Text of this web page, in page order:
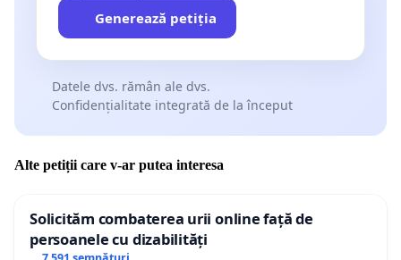
Generează petiția
Datele dvs. rămân ale dvs.
Confidențialitate integrată de la început
Alte petiții care v-ar putea interesa
Solicităm combaterea urii online față de
persoanele cu dizabilități